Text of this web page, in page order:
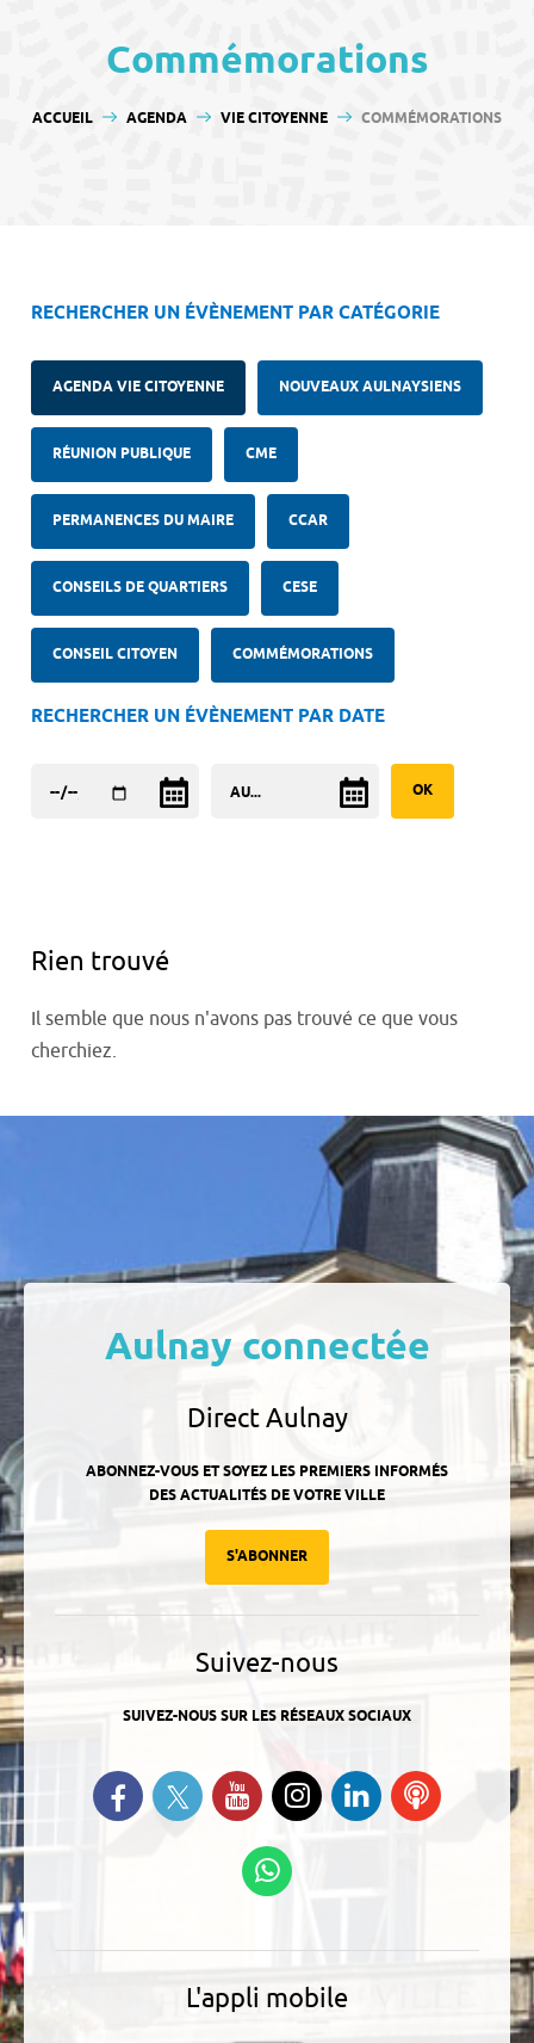
Commémorations
VOUS ÊTES ICI :
ACCUEIL AGENDA VIE CITOYENNE COMMÉMORATIONS
RECHERCHER UN ÉVÈNEMENT PAR CATÉGORIE
AGENDA VIE CITOYENNE NOUVEAUX AULNAYSIENS
RÉUNION PUBLIQUE CME
PERMANENCES DU MAIRE CCAR
CONSEILS DE QUARTIERS CESE
CONSEIL CITOYEN COMMÉMORATIONS
RECHERCHER UN ÉVÈNEMENT PAR DATE
Rien trouvé
Il semble que nous n'avons pas trouvé ce que vous
cherchiez.
Aulnay connectée
Direct Aulnay
ABONNEZ-VOUS ET SOYEZ LES PREMIERS INFORMÉS
DES ACTUALITÉS DE VOTRE VILLE
S'ABONNER
Suivez-nous
SUIVEZ-NOUS SUR LES RÉSEAUX SOCIAUX
Retrouvez-nous sur Facebook
Suivez-nous sur Twitter
Suivez-nous sur YouTube
Suivez-nous sur
Instagram
Retrouvez-
nous sur
Ecoutez
L'appli mobile